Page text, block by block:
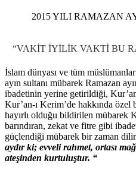
2015 YILI RAMAZAN
“VAKİT İYİLİK VAKTİ BU
İslam dünyası ve tüm
ayın sultanı mübarek Ramazan
ibadetinin yerine getirildiği,
Kur’an-ı Kerim’de hakkında
hayırlı olduğu bildirilen mübarek
barındıran, zekat ve fitre gibi
güçlendiği mübarek bir zaman
aydır ki; evveli rahmet, ortası
ateşinden kurtuluştur. “